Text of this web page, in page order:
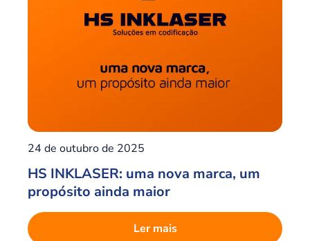
24 de outubro de 2025
HS INKLASER: uma nova marca, um
propósito ainda maior
Ler mais